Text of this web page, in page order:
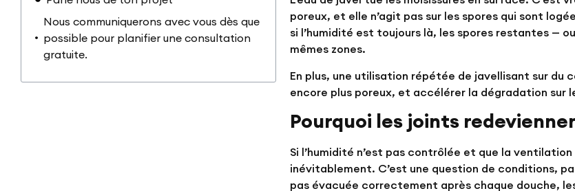
Nous communiquerons avec vous dès que
possible pour planifier une consultation
gratuite.
poreux, et elle n’agit pas sur les spores qui sont
si l’humidité est toujours là, les spores restantes —
mêmes zones.
En plus, une utilisation répétée de javellisant sur du
encore plus poreux, et accélérer la dégradation sur
Pourquoi les joints
Si l’humidité n’est pas contrôlée et que la
inévitablement. C’est une question de conditions,
pas évacuée correctement après chaque douche,